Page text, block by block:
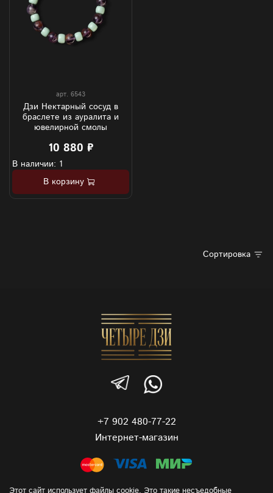
арт. 6543
Дзи Нектарный сосуд в
браслете из ауралита и
ювелирной смолы
10 880 ₽
В наличии: 1
В корзину
Сортировка
+7 902 480-77-22
Интернет-магазин
Этот сайт использует файлы сооkіе. Это такие несъедобные